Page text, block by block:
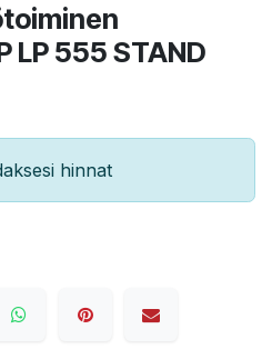
LP 555 STAND
hinnat